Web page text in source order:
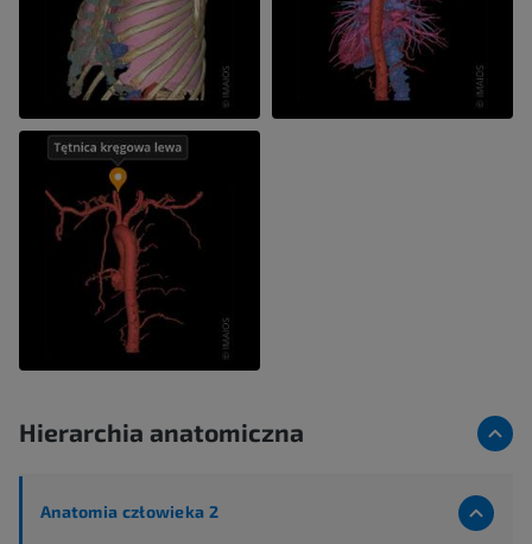
Hierarchia anatomiczna
Anatomia człowieka 2